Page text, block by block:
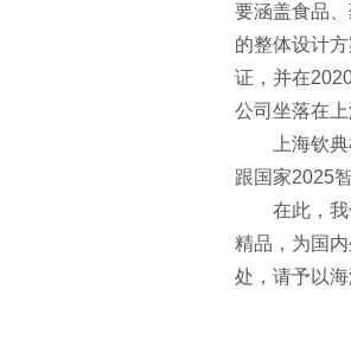
要涵盖食品
的整体设计
证，并在
公司坐落在
上海钦典机
跟国家2025
在此，我们
精品，为国
处，请予以